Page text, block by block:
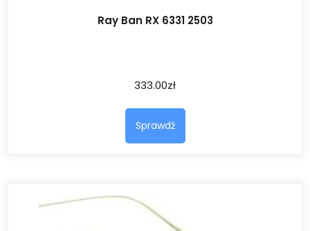
Ray Ban RX 6331 2503
333.00zł
Sprawdź